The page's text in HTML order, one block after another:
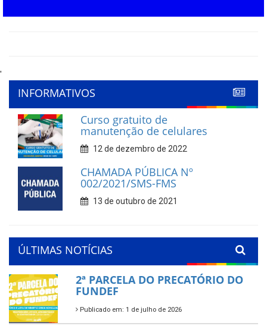
'
INFORMATIVOS
Curso gratuito de
manutenção de celulares
12 de dezembro de 2022
CHAMADA PÚBLICA Nº
002/2021/SMS-FMS
13 de outubro de 2021
ÚLTIMAS NOTÍCIAS
2ª PARCELA DO PRECATÓRIO DO
FUNDEF
Publicado em: 1 de julho de 2026